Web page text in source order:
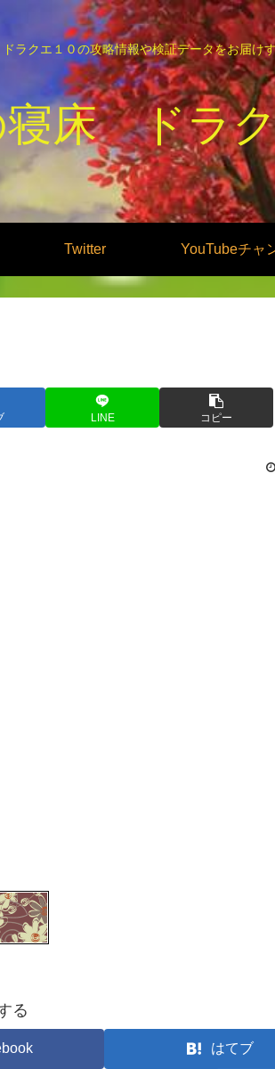
ドラクエ１０の攻略情報や検証データをお届け
寝床 ドラ
Twitter YouTubeチャ
LINE コピー
る
はてブ